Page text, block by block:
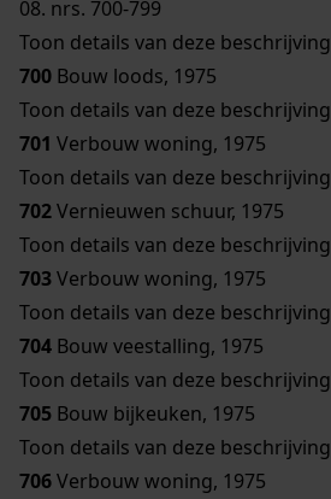
08. nrs. 700-799
Toon details van deze beschrijving
700 Bouw loods, 1975
Toon details van deze beschrijving
701 Verbouw woning, 1975
Toon details van deze beschrijving
702Vernieuwen schuur, 1975
Toon details van deze beschrijving
703Verbouw woning, 1975
Toon details van deze beschrijving
704 Bouw veestalling, 1975
Toon details van deze beschrijving
705 Bouw bijkeuken, 1975
Toon details van deze beschrijving
706Verbouw woning, 1975